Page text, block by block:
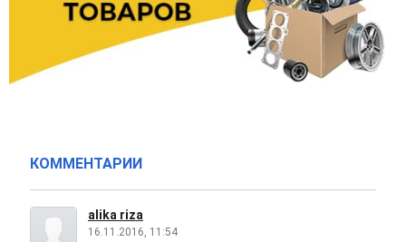
КОММЕНТАРИИ
alika riza
16.11.2016, 11:54